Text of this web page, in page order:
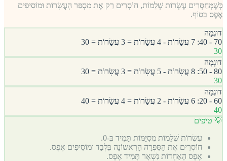
כְּשֶׁמְּחַסְּרִים עֶשְׂרוֹת שְׁלֵמוֹת, חוֹסְרִים רַק אֶת מִסְפַּר הָעֲשָׂרוֹת וּמוֹסִיפִים
אֶפֶס בַּסּוֹף.
דוּגְמָה
70 - 40: 7 עֲשָׂרוֹת - 4 עֲשָׂרוֹת = 3 עֲשָׂרוֹת = 30
30
דוּגְמָה
80 - 50: 8 עֲשָׂרוֹת - 5 עֲשָׂרוֹת = 3 עֲשָׂרוֹת = 30
30
דוּגְמָה
60 - 20: 6 עֲשָׂרוֹת - 2 עֲשָׂרוֹת = 4 עֲשָׂרוֹת = 40
40
💡 טיפים
עֶשְׂרוֹת שְׁלֵמוֹת מְסִיַּמּוֹת תָּמִיד בְּ-0.
חוֹסְרִים אֶת הַסִּפְרָה הָרִאשׁוֹנָה בִּלְבַד וּמוֹסִיפִים אֶפֶס.
אֶפֶס הָאַחְדוֹת נִשְׁאָר תָּמִיד אֶפֶס.